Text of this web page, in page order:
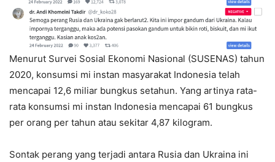
Menurut Survei Sosial Ekonomi Nasional (SUSENAS) tahun
2020, konsumsi mi instan masyarakat Indonesia telah
mencapai 12,6 miliar bungkus setahun. Yang artinya rata-
rata konsumsi mi instan Indonesia mencapai 61 bungkus
per orang per tahun atau sekitar 4,87 kilogram.
Sontak perang yang terjadi antara Rusia dan Ukraina ini